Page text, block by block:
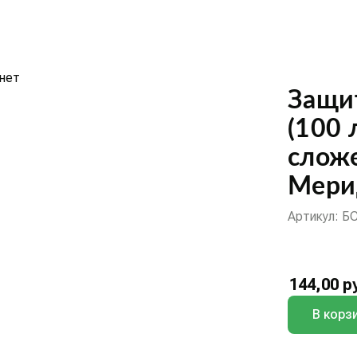
(100
Артикул:
144,00
В